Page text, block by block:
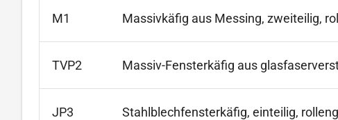
M1 Massivkäfig aus Messing, zweiteilig,
TVP2 Massiv-Fensterkäfig aus
JP3 Stahlblechfensterkäfig, einteilig,